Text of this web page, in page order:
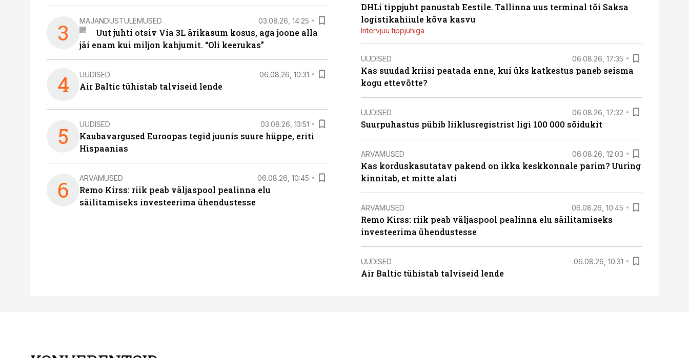
3 MAJANDUSTULEMUSED 03.08.26, 14:25
Uut juhti otsiv Via 3L ärikasum kosus, aga joone alla
jäi enam kui miljon kahjumit. “Oli keerukas”
4 UUDISED 06.08.26, 10:31
Air Baltic tühistab talviseid lende
5 UUDISED 03.08.26, 13:51
Kaubavargused Euroopas tegid juunis suure hüppe, eriti
Hispaanias
6 ARVAMUSED 06.08.26, 10:45
Remo Kirss: riik peab väljaspool pealinna elu
säilitamiseks investeerima ühendustesse
DHLi tippjuht panustab Eestile. Tallinna uus terminal tõi Saksa
logistikahiiule kõva kasvu
Intervjuu tippjuhiga
UUDISED 06.08.26, 17:35
Kas suudad kriisi peatada enne, kui üks katkestus paneb seisma
kogu ettevõtte?
UUDISED 06.08.26, 17:32
Suurpuhastus pühib liiklusregistrist ligi 100 000 sõidukit
ARVAMUSED 06.08.26, 12:03
Kas korduskasutatav pakend on ikka keskkonnale parim? Uuring
kinnitab, et mitte alati
ARVAMUSED 06.08.26, 10:45
Remo Kirss: riik peab väljaspool pealinna elu säilitamiseks
investeerima ühendustesse
UUDISED 06.08.26, 10:31
Air Baltic tühistab talviseid lende